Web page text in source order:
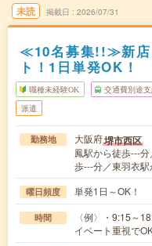
未読 掲載日 2026/07/31
≪10名募集!!≫新店
ト！1日単発OK！
職種未経験OK 交通費別途支
派遣
勤務地 大阪府堺市西区
鳳駅から徒歩---
歩---分／東羽衣
曜日頻度 単発1日～OK！
時間
〈例〉・9:15～
イベート重視で